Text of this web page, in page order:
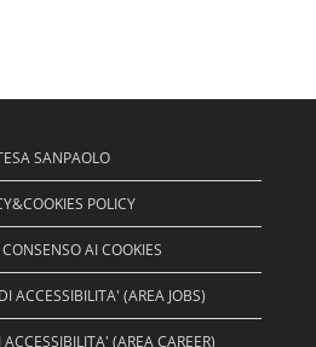
SANPAOLO
POLICY
AI COOKIES
ACCESSIBILITA' (AREA JOBS)
(AREA CAREER)